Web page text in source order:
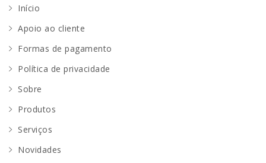
Início
Apoio ao cliente
Formas de pagamento
Política de privacidade
Sobre
Produtos
Serviços
Novidades